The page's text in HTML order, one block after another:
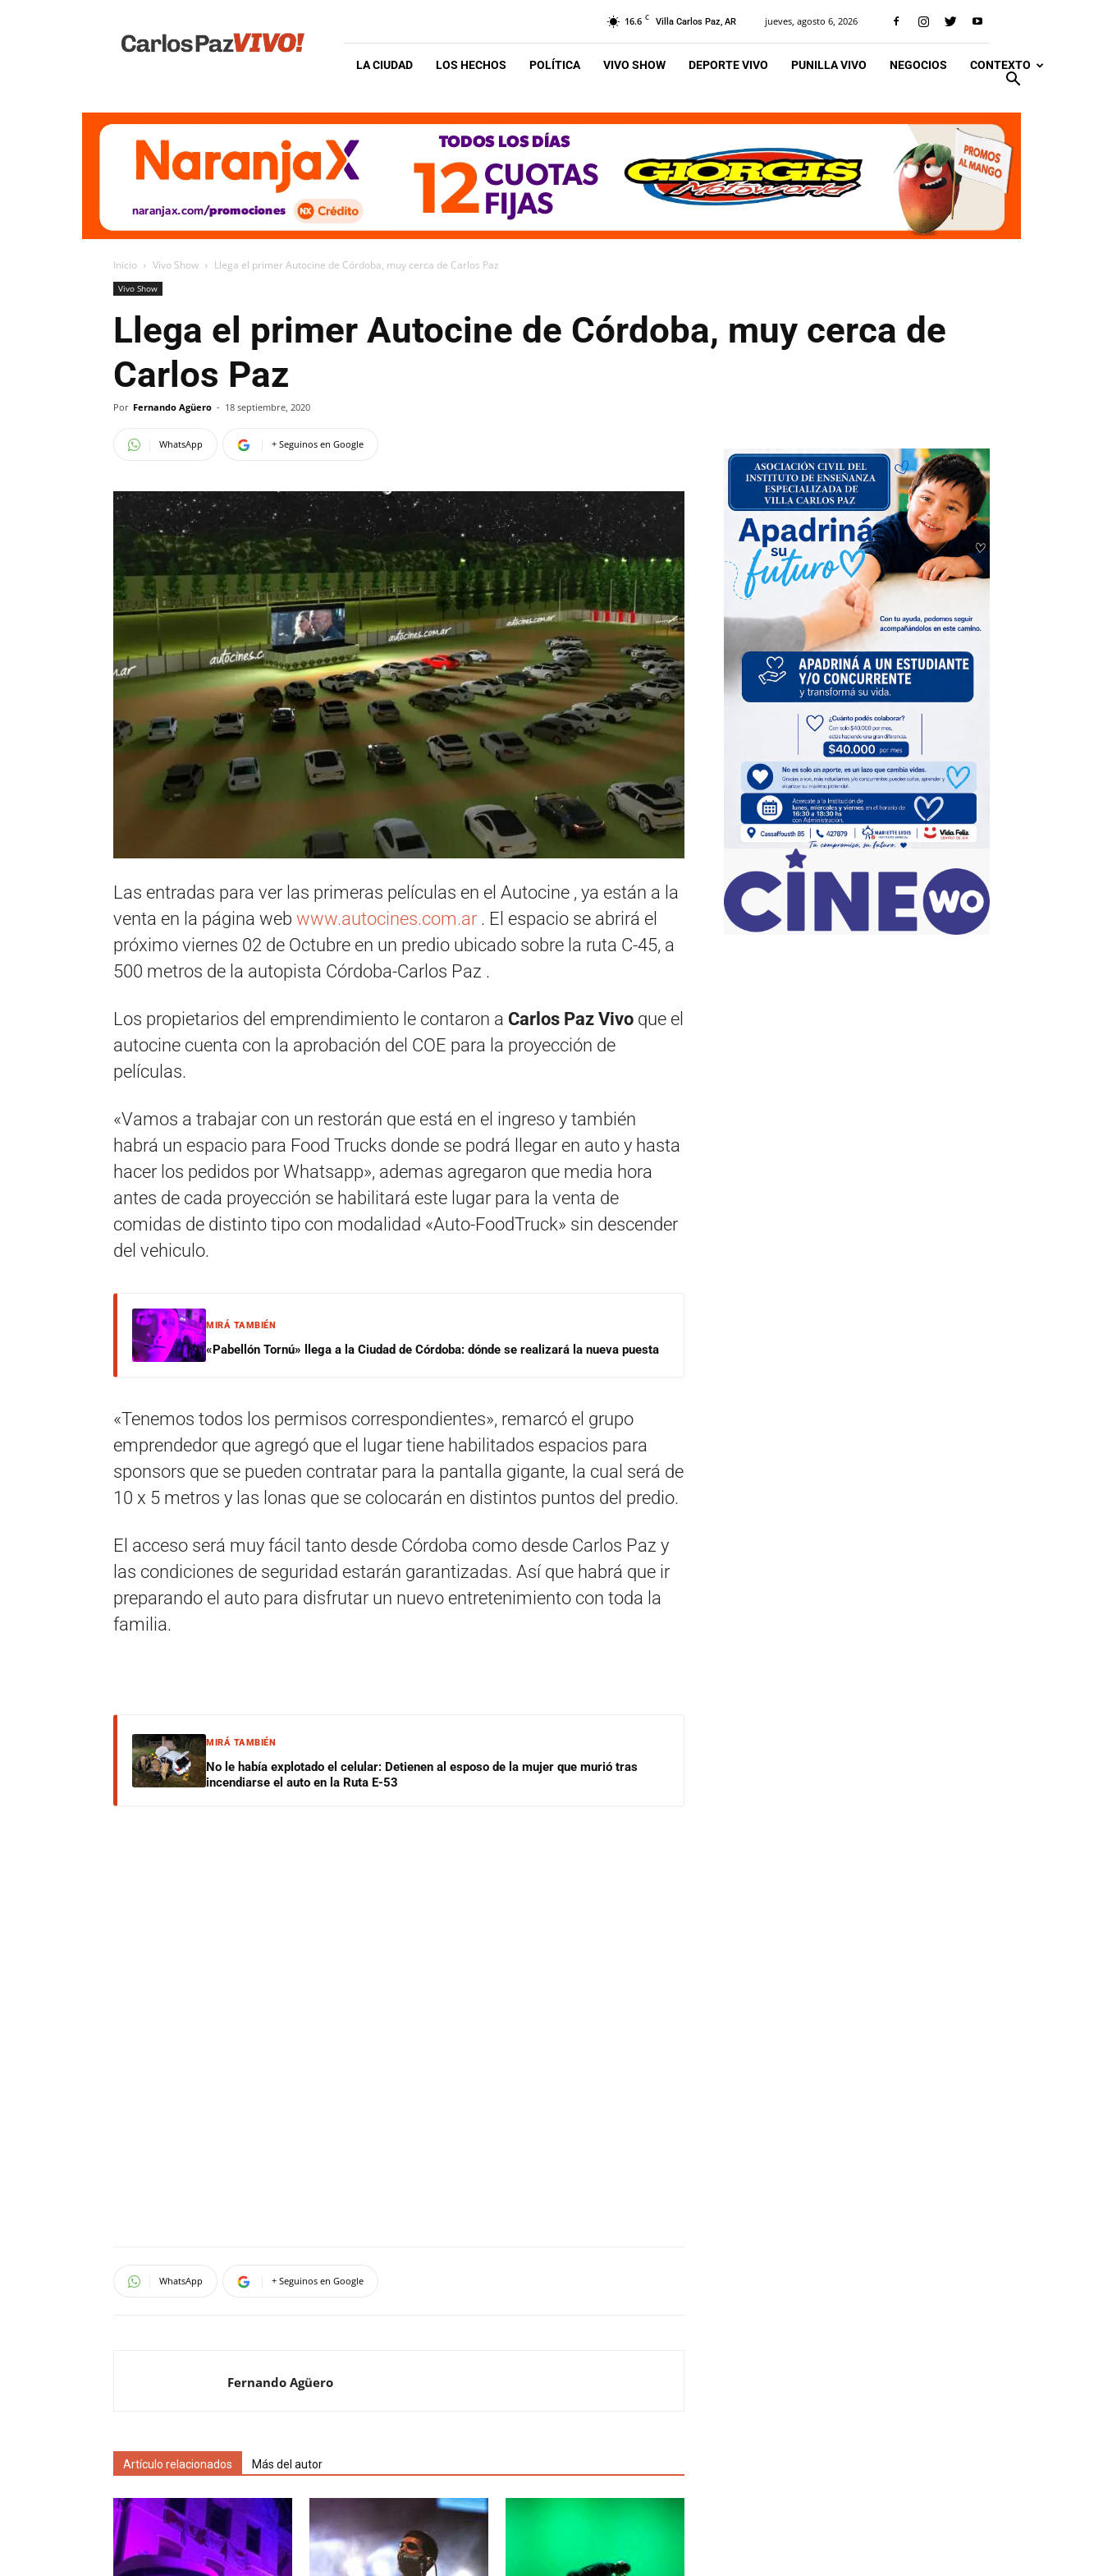
Vivo
16.6 C Villa Carlos Paz, AR jueves, agosto 6, 2026
LA CIUDAD LOS HECHOS POLÍTICA VIVO SHOW DEPORTE VIVO PUNILLA VIVO NEGOCIOS CONTEXTO
Inicio Vivo Show Llega el primer Autocine de Córdoba, muy cerca de Carlos Paz
Vivo Show
Llega el primer Autocine de Córdoba, muy cerca de
Carlos Paz
Por Fernando Agüero - 18 septiembre, 2020
WhatsApp + Seguinos en Google
Las entradas para ver las primeras películas en el Autocine , ya están a la
venta en la página web www.autocines.com.ar . El espacio se abrirá el
próximo viernes 02 de Octubre en un predio ubicado sobre la ruta C-45, a
500 metros de la autopista Córdoba-Carlos Paz .
Los propietarios del emprendimiento le contaron a Carlos Paz Vivo que el
autocine cuenta con la aprobación del COE para la proyección de
películas.
«Vamos a trabajar con un restorán que está en el ingreso y también
habrá un espacio para Food Trucks donde se podrá llegar en auto y hasta
hacer los pedidos por Whatsapp», ademas agregaron que media hora
antes de cada proyección se habilitará este lugar para la venta de
comidas de distinto tipo con modalidad «Auto-FoodTruck» sin descender
del vehiculo.
MIRÁ TAMBIÉN
«Pabellón Tornú» llega a la Ciudad de Córdoba: dónde se realizará la nueva puesta
«Tenemos todos los permisos correspondientes», remarcó el grupo
emprendedor que agregó que el lugar tiene habilitados espacios para
sponsors que se pueden contratar para la pantalla gigante, la cual será de
10 x 5 metros y las lonas que se colocarán en distintos puntos del predio.
El acceso será muy fácil tanto desde Córdoba como desde Carlos Paz y
las condiciones de seguridad estarán garantizadas. Así que habrá que ir
preparando el auto para disfrutar un nuevo entretenimiento con toda la
familia.
MIRÁ TAMBIÉN
No le había explotado el celular: Detienen al esposo de la mujer que murió tras
incendiarse el auto en la Ruta E-53
WhatsApp + Seguinos en Google
Fernando Agüero
Artículo relacionados Más del autor